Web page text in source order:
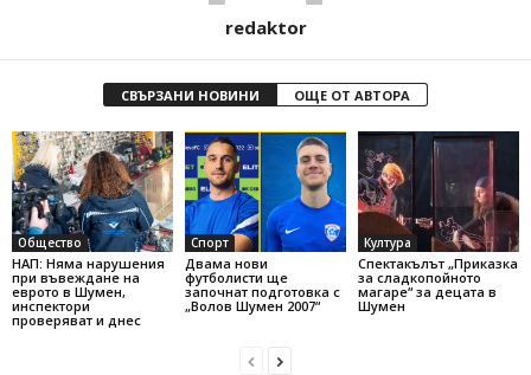
redaktor
СВЪРЗАНИ НОВИНИ ОЩЕ ОТ АВТОРА
Общество
НАП: Няма нарушения
при въвеждане на
еврото в Шумен,
инспектори
проверяват и днес
Спорт
Двама нови
футболисти ще
започнат подготовка с
„Волов Шумен 2007“
Култура
Спектакълът „Приказка
за сладкопойното
магаре“ за децата в
Шумен